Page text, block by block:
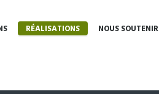
RÉALISATIONS NOUS SOUTENIR